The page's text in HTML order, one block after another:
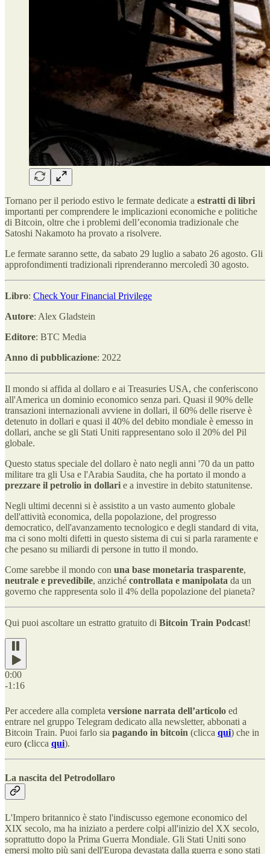
Tornano per il periodo estivo le fermate dedicate a estratti di libri
importanti per comprendere le implicazioni economiche e politiche
di Bitcoin, oltre che i problemi dell’economia tradizionale che
Satoshi Nakamoto ha provato a risolvere.
Le fermate saranno sette, da sabato 29 luglio a sabato 26 agosto. Gli
approfondimenti tradizionali riprenderanno mercoledì 30 agosto.
Libro: Check Your Financial Privilege
Autore: Alex Gladstein
Editore: BTC Media
Anno di pubblicazione: 2022
Il mondo si affida al dollaro e ai Treasuries USA, che conferiscono
all'America un dominio economico senza pari. Quasi il 90% delle
transazioni internazionali avviene in dollari, il 60% delle riserve è
detenuto in dollari e quasi il 40% del debito mondiale è emesso in
dollari, anche se gli Stati Uniti rappresentano solo il 20% del Pil
globale.
Questo status speciale del dollaro è nato negli anni '70 da un patto
militare tra gli Usa e l'Arabia Saudita, che ha portato il mondo a
prezzare il petrolio in dollari e a investire in debito statunitense.
Negli ultimi decenni si è assistito a un vasto aumento globale
dell'attività economica, della popolazione, del progresso
democratico, dell'avanzamento tecnologico e degli standard di vita,
ma ci sono molti difetti in questo sistema di cui si parla raramente e
che pesano su miliardi di persone in tutto il mondo.
Come sarebbe il mondo con una base monetaria trasparente,
neutrale e prevedibile, anziché controllata e manipolata da un
governo che rappresenta solo il 4% della popolazione del pianeta?
Qui puoi ascoltare un estratto gratuito di Bitcoin Train Podcast!
0:00
-1:16
Per accedere alla completa versione narrata dell’articolo ed
entrare nel gruppo Telegram dedicato alla newsletter, abbonati a
Bitcoin Train. Puoi farlo sia pagando in bitcoin (clicca qui) che in
euro (clicca qui).
La nascita del Petrodollaro
L'Impero britannico è stato l'indiscusso egemone economico del
XIX secolo, ma ha iniziato a perdere colpi all'inizio del XX secolo,
soprattutto dopo la Prima Guerra Mondiale. Gli Stati Uniti sono
emersi molto più sani dell'Europa devastata dalla guerra e sono stati